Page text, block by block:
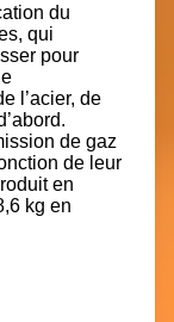
du
qui
pour
l’acier, de
de gaz
de leur
en
kg en